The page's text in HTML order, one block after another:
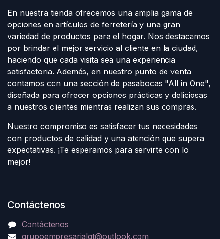
En nuestra tienda ofrecemos una amplia gama de
opciones en artículos de ferretería y una gran
variedad de productos para el hogar. Nos destacamos
por brindar el mejor servicio al cliente en la ciudad,
haciendo que cada visita sea una experiencia
satisfactoria. Además, en nuestro punto de venta
contamos con una sección de pasabocas "All in One",
diseñada para ofrecer opciones prácticas y deliciosas
a nuestros clientes mientras realizan sus compras.
Nuestro compromiso es satisfacer tus necesidades
con productos de calidad y una atención que supera
expectativas. ¡Te esperamos para servirte con lo
mejor!
Contáctenos
Contáctenos
grupoempresarialgt@outlook.com